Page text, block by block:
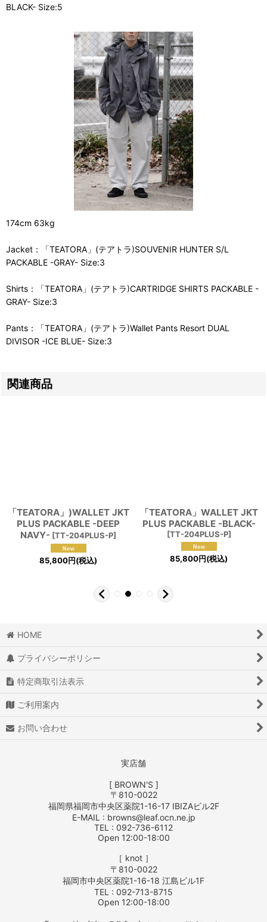
BLACK- Size:5
174cm 63kg
Jacket：「TEATORA」(テアトラ)SOUVENIR HUNTER S/L
PACKABLE -GRAY- Size:3
Shirts：「TEATORA」(テアトラ)CARTRIDGE SHIRTS PACKABLE -
GRAY- Size:3
Pants：「TEATORA」(テアトラ)Wallet Pants Resort DUAL
DIVISOR -ICE BLUE- Size:3
関連商品
「TEATORA」)WALLET JKT
PLUS PACKABLE -DEEP
NAVY- [TT-204PLUS-P]
85,800円(税込)
「TEATORA」WALLET JKT
PLUS PACKABLE -BLACK-
[TT-204PLUS-P]
85,800円(税込)
HOME
プライバシーポリシー
特定商取引法表示
ご利用案内
お問い合わせ
実店舗
[ BROWN'S ]
〒810-0022
福岡県福岡市中央区薬院1-16-17 IBIZAビル2F
E-MAIL : browns@leaf.ocn.ne.jp
TEL : 092-736-6112
Open 12:00-18:00
［ knot ］
〒810-0022
福岡市中央区薬院1-16-18 江島ビル1F
TEL : 092-713-8715
Open 12:00-18:00